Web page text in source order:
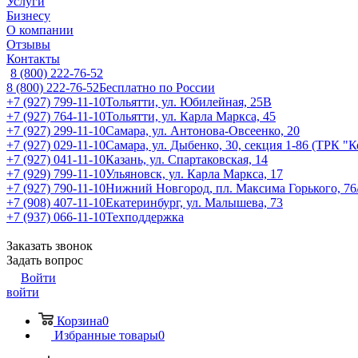
Бизнесу
О компании
Отзывы
Контакты
8 (800) 222-76-52
8 (800) 222-76-52Бесплатно по России
+7 (927) 799-11-10Тольятти, ул. Юбилейная, 25В
+7 (927) 764-11-10Тольятти, ул. Карла Маркса, 45
+7 (927) 299-11-10Самара, ул. Антонова-Овсеенко, 20
+7 (927) 029-11-10Самара, ул. Дыбенко, 30, секция 1-86 (ТРК
+7 (927) 041-11-10Казань, ул. Спартаковская, 14
+7 (929) 799-11-10Ульяновск, ул. Карла Маркса, 17
+7 (927) 790-11-10Нижний Новгород, пл. Максима Горького,
+7 (908) 407-11-10Екатеринбург, ул. Малышева, 73
+7 (937) 066-11-10Техподдержка
Заказать звонок
Задать вопрос
Войти
войти
Корзина0
Избранные товары0